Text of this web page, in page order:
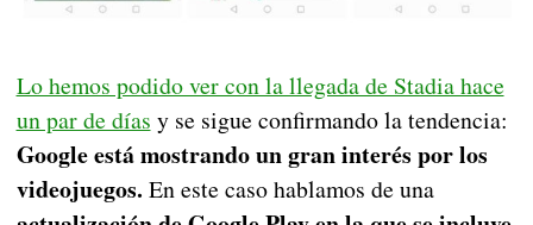
Lo hemos podido ver con la llegada de Stadia hace
un par de días y se sigue confirmando la tendencia:
Google está mostrando un gran interés por los
videojuegos. En este caso hablamos de una